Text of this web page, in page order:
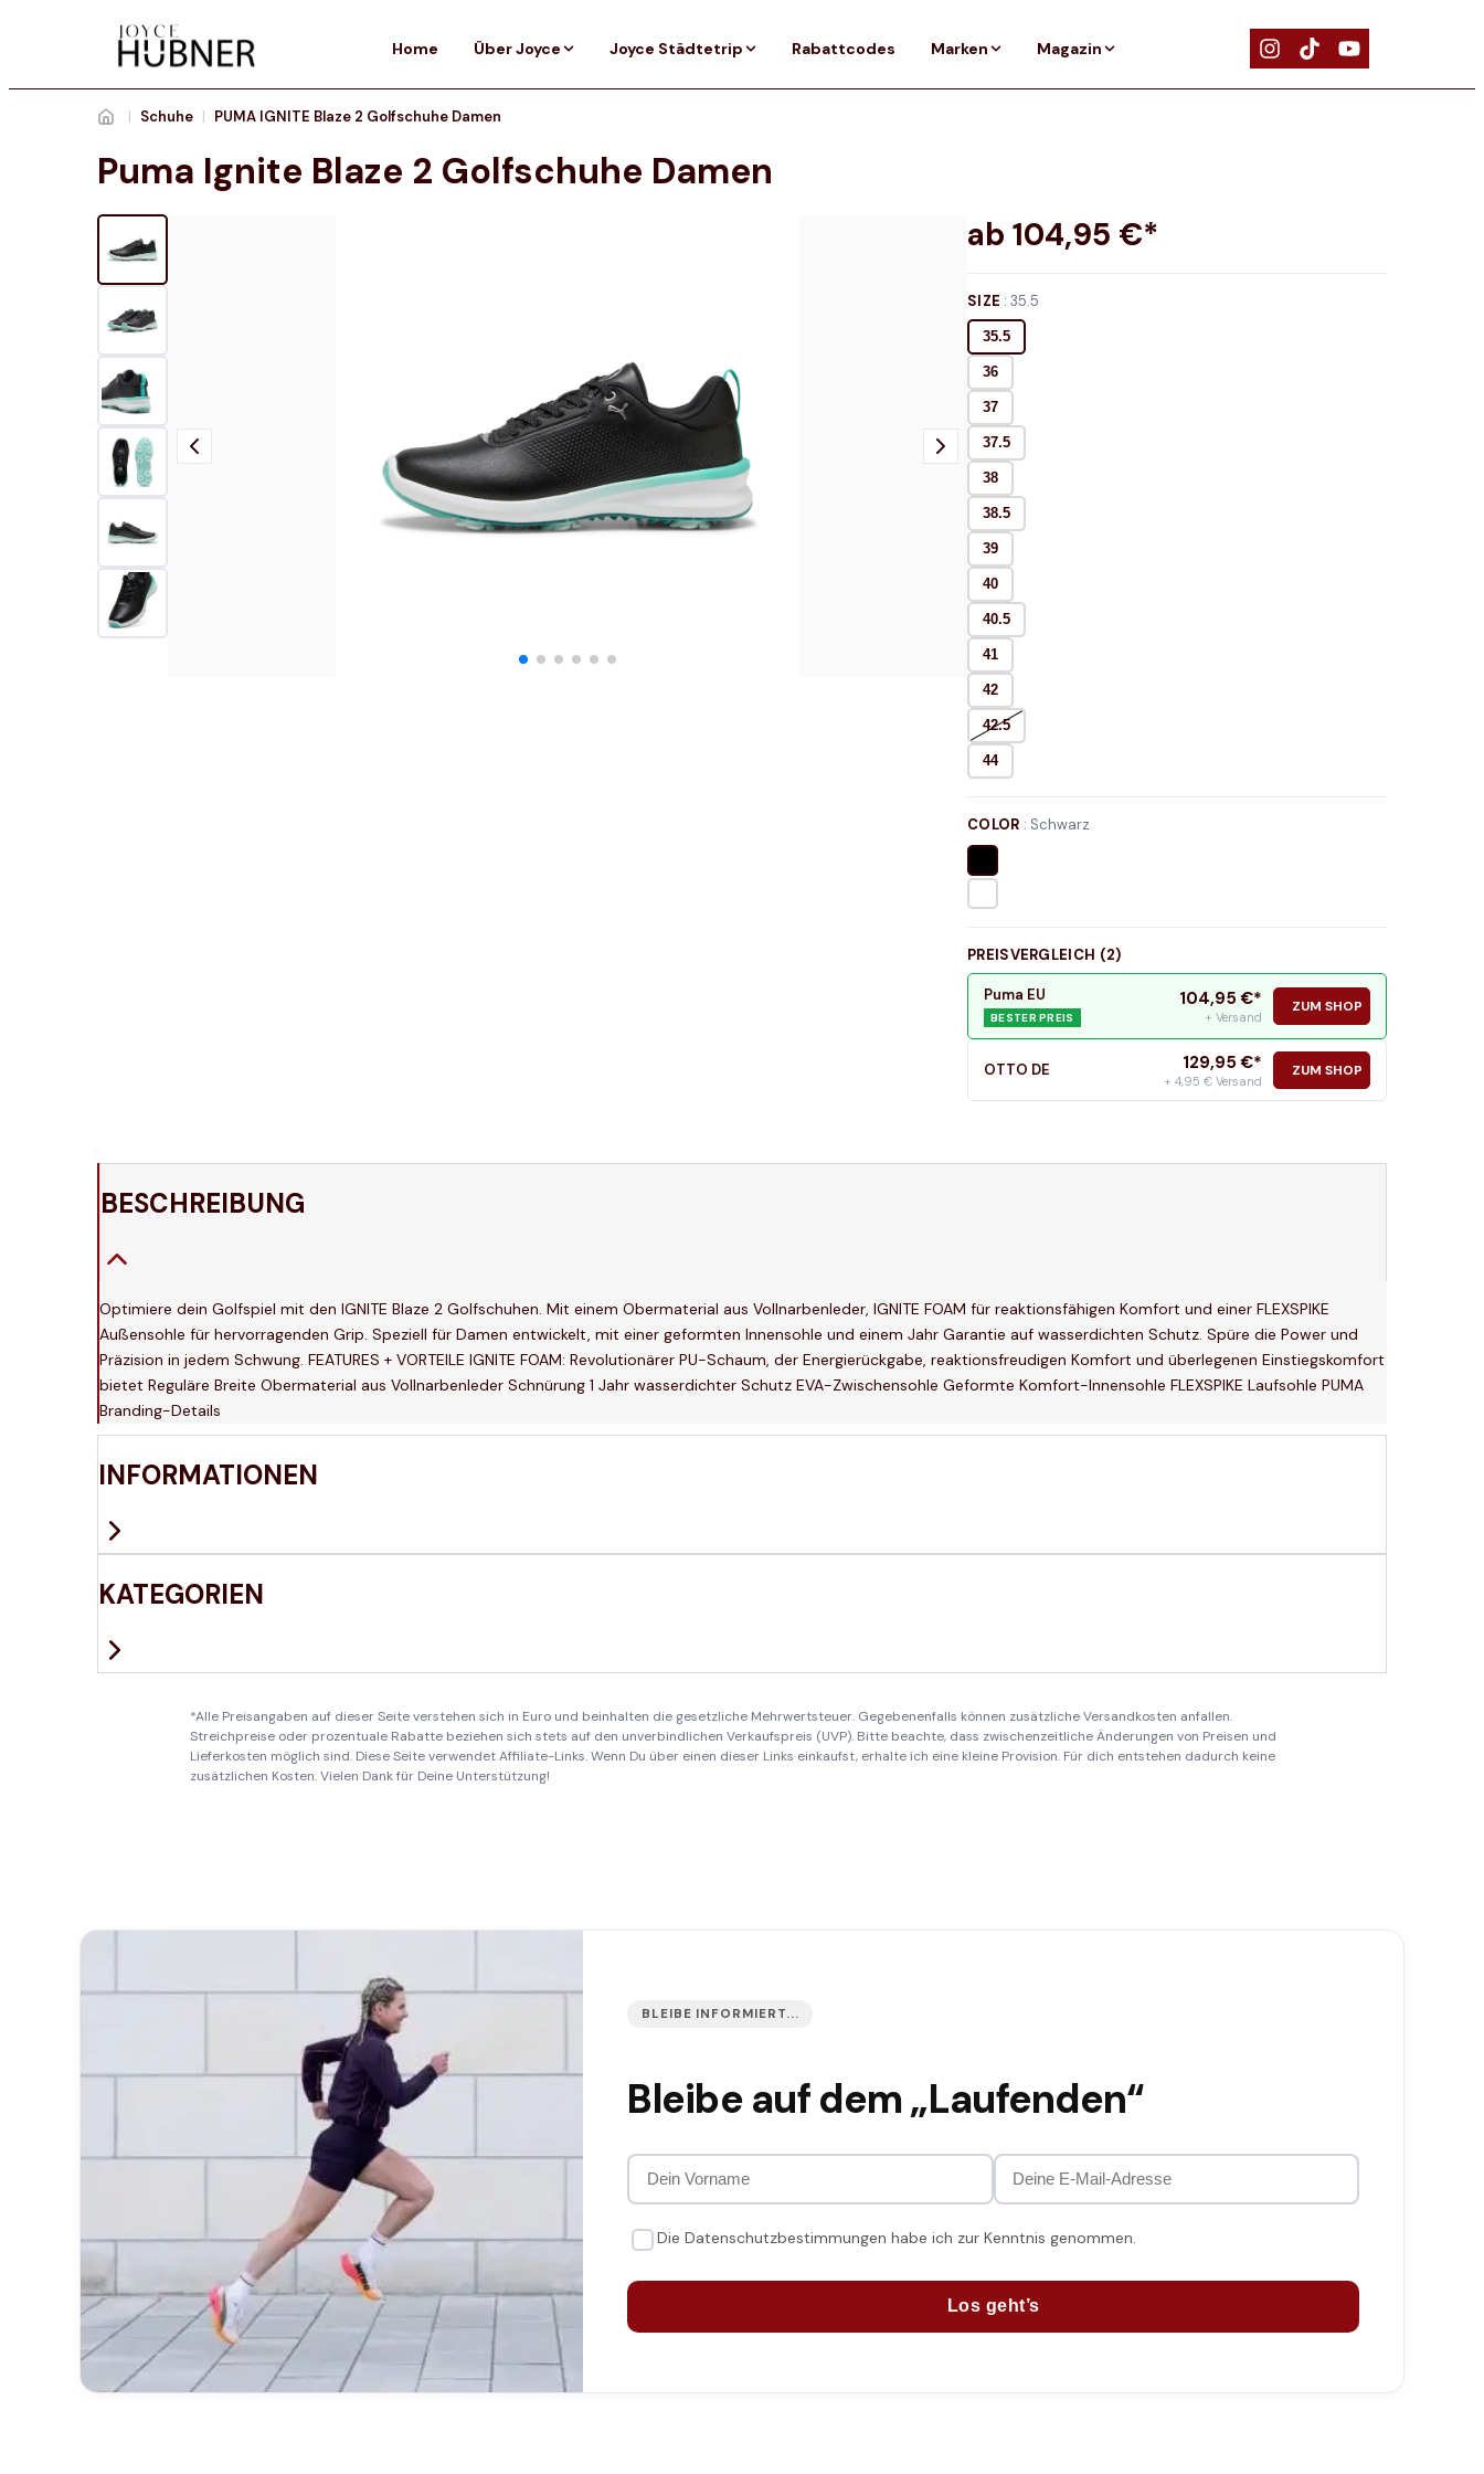
Home Über Joyce Joyce Städtetrip Rabattcodes Marken Magazin
| Schuhe | PUMA IGNITE Blaze 2 Golfschuhe Damen
Puma Ignite Blaze 2 Golfschuhe Damen
ab 104,95 €*
SIZE :35.5
35.5
36
37
37.5
38
38.5
39
40
40.5
41
42
42.5
44
COLOR : Schwarz
PREISVERGLEICH (2)
Puma EU
BESTER PREIS
104,95 €*
+ Versand
ZUM SHOP
OTTO DE 129,95 €*
+ 4,95 € Versand
ZUM SHOP
BESCHREIBUNG
Optimiere dein Golfspiel mit den IGNITE Blaze 2 Golfschuhen. Mit einem Obermaterial aus Vollnarbenleder, IGNITE FOAM für reaktionsfähigen Komfort und einer FLEXSPIKE
Außensohle für hervorragenden Grip. Speziell für Damen entwickelt, mit einer geformten Innensohle und einem Jahr Garantie auf wasserdichten Schutz. Spüre die Power und
Präzision in jedem Schwung. FEATURES + VORTEILE IGNITE FOAM: Revolutionärer PU-Schaum, der Energierückgabe, reaktionsfreudigen Komfort und überlegenen Einstiegskomfort
bietet Reguläre Breite Obermaterial aus Vollnarbenleder Schnürung 1 Jahr wasserdichter Schutz EVA-Zwischensohle Geformte Komfort-Innensohle FLEXSPIKE Laufsohle PUMA
Branding-Details
INFORMATIONEN
KATEGORIEN
*Alle Preisangaben auf dieser Seite verstehen sich in Euro und beinhalten die gesetzliche Mehrwertsteuer. Gegebenenfalls können zusätzliche Versandkosten anfallen.
Streichpreise oder prozentuale Rabatte beziehen sich stets auf den unverbindlichen Verkaufspreis (UVP). Bitte beachte, dass zwischenzeitliche Änderungen von Preisen und
Lieferkosten möglich sind. Diese Seite verwendet Affiliate-Links. Wenn Du über einen dieser Links einkaufst, erhalte ich eine kleine Provision. Für dich entstehen dadurch keine
zusätzlichen Kosten. Vielen Dank für Deine Unterstützung!
BLEIBE INFORMIERT...
Bleibe auf dem „Laufenden“
Die Datenschutzbestimmungen habe ich zur Kenntnis genommen.
Los geht’s